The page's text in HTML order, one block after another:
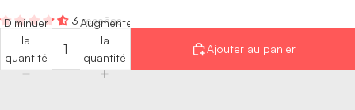
3 reseñas
Diminuer
la
quantité
Augmenter
la
quantité
Ajouter au panier